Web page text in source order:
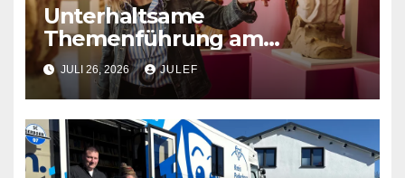
Unterhaltsame
Themenführung am
Sonntag, 2. August, um 15 Uhr
im Kreismuseum
Wewelsburg
JULI 26, 2026 JULEF